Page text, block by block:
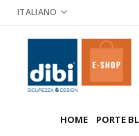
Salta
al
ITALIANO
HOME PORTE